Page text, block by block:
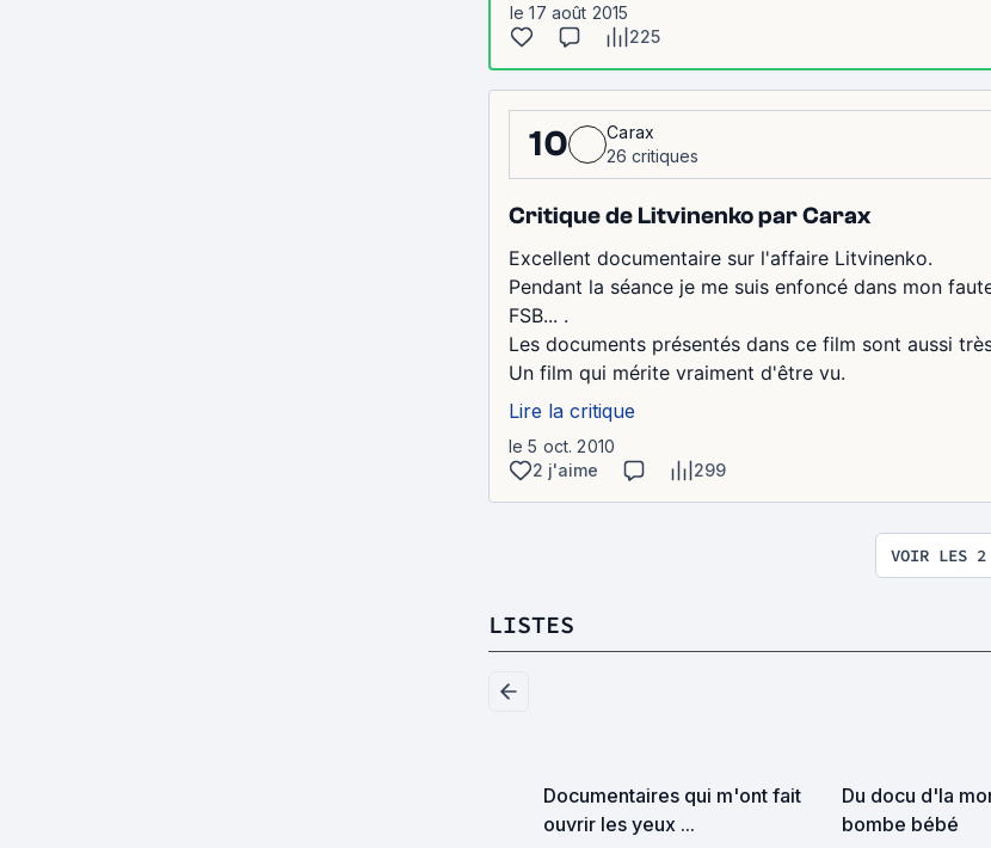
le 17 août 2015
225
10
Carax
26 critiques
Critique de Litvinenko par Carax
Excellent documentaire sur l'affaire Litvinenko.
Pendant la séance je me suis enfoncé dans mon
FSB... .
Les documents présentés dans ce film sont aussi
Un film qui mérite vraiment d'être vu.
Lire la critique
le 5 oct. 2010
2 j'aime
299
VOIR LES 2
LISTES
Documentaires qui m'ont fait
ouvrir les yeux ...
Du docu d'la
bombe bébé